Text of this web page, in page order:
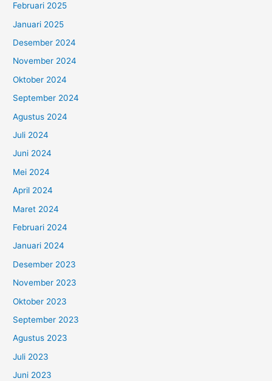
Februari 2025
Januari 2025
Desember 2024
November 2024
Oktober 2024
September 2024
Agustus 2024
Juli 2024
Juni 2024
Mei 2024
April 2024
Maret 2024
Februari 2024
Januari 2024
Desember 2023
November 2023
Oktober 2023
September 2023
Agustus 2023
Juli 2023
Juni 2023